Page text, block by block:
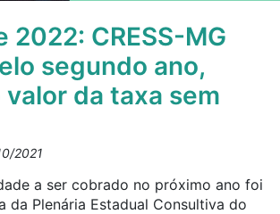
2022: CRESS-MG
segundo ano,
da taxa sem
2021
a ser cobrado no próximo ano foi
da Plenária Estadual Consultiva do